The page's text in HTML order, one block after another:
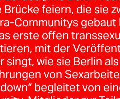
Brücke feiern, die sie
Communitys gebaut
erste offen
mit der
singt, wie sie Berlin
von
begleitet von